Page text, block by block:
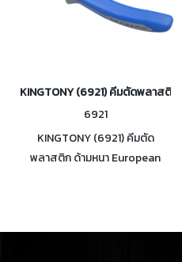
KINGTONY (6921) คีมตัดพลาสติก
6921
KINGTONY (6921) คีมตัด
พลาสติก ด้ามหนา European